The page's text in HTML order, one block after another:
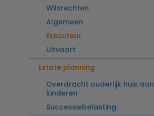
Wilsrechten
Algemeen
Executeur
Uitvaart
Estate planning
Overdracht ouderlijk huis aan
kinderen
Successiebelasting